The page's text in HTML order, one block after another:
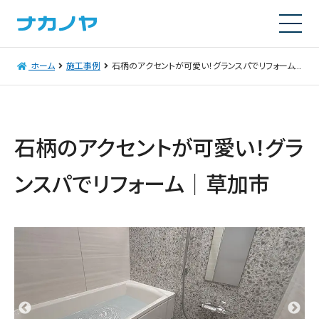
ホーム 施工事例 石柄のアクセントが可愛い！グランスパでリフォーム│草加市
石柄のアクセントが可愛い！グラ
ンスパでリフォーム│草加市